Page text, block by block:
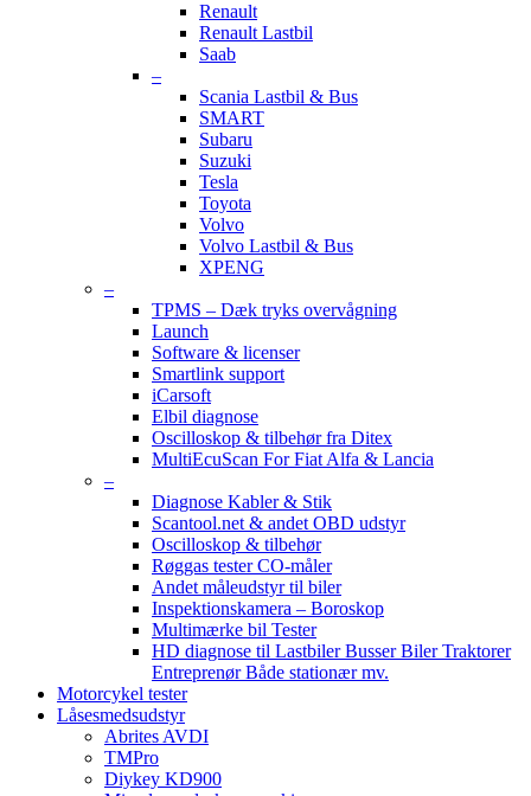
Renault
Renault Lastbil
Saab
–
Scania Lastbil & Bus
SMART
Subaru
Suzuki
Tesla
Toyota
Volvo
Volvo Lastbil & Bus
XPENG
–
TPMS – Dæk tryks overvågning
Launch
Software & licenser
Smartlink support
iCarsoft
Elbil diagnose
Oscilloskop & tilbehør fra Ditex
MultiEcuScan For Fiat Alfa & Lancia
–
Diagnose Kabler & Stik
Scantool.net & andet OBD udstyr
Oscilloskop & tilbehør
Røggas tester CO-måler
Andet måleudstyr til biler
Inspektionskamera – Boroskop
Multimærke bil Tester
HD diagnose til Lastbiler Busser Biler Traktorer
Entreprenør Både stationær mv.
Motorcykel tester
Låsesmedsudstyr
Abrites AVDI
TMPro
Diykey KD900